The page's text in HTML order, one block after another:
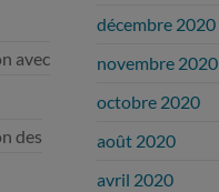
avec
des
décembre 2020
novembre 2020
octobre 2020
août 2020
avril 2020